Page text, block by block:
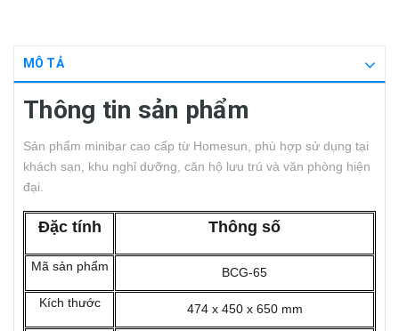
MÔ TẢ
Thông tin sản phẩm
Sản phẩm minibar cao cấp từ Homesun, phù hợp sử dụng tại
khách sạn, khu nghỉ dưỡng, căn hộ lưu trú và văn phòng hiện
đại.
Đặc tính Thông số
Mã sản phẩm BCG-65
Kích thước 474 x 450 x 650 mm